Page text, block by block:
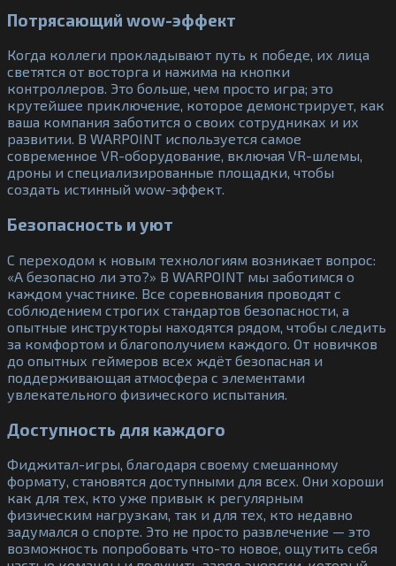
Потрясающий wow-эффект
Когда коллеги прокладывают путь к победе, их лица
светятся от восторга и нажима на кнопки
контроллеров. Это больше, чем просто игра; это
крутейшее приключение, которое демонстрирует, как
ваша компания заботится о своих сотрудниках и их
развитии. В WARPOINT используется самое
современное VR-оборудование, включая VR-шлемы,
дроны и специализированные площадки, чтобы
создать истинный wow-эффект.
Безопасность и уют
С переходом к новым технологиям возникает вопрос:
«А безопасно ли это?» В WARPOINT мы заботимся о
каждом участнике. Все соревнования проводят с
соблюдением строгих стандартов безопасности, а
опытные инструкторы находятся рядом, чтобы следить
за комфортом и благополучием каждого. От новичков
до опытных геймеров всех ждёт безопасная и
поддерживающая атмосфера с элементами
увлекательного физического испытания.
Доступность для каждого
Фиджитал-игры, благодаря своему смешанному
формату, становятся доступными для всех. Они хороши
как для тех, кто уже привык к регулярным
физическим нагрузкам, так и для тех, кто недавно
задумался о спорте. Это не просто развлечение — это
возможность попробовать что-то новое, ощутить себя